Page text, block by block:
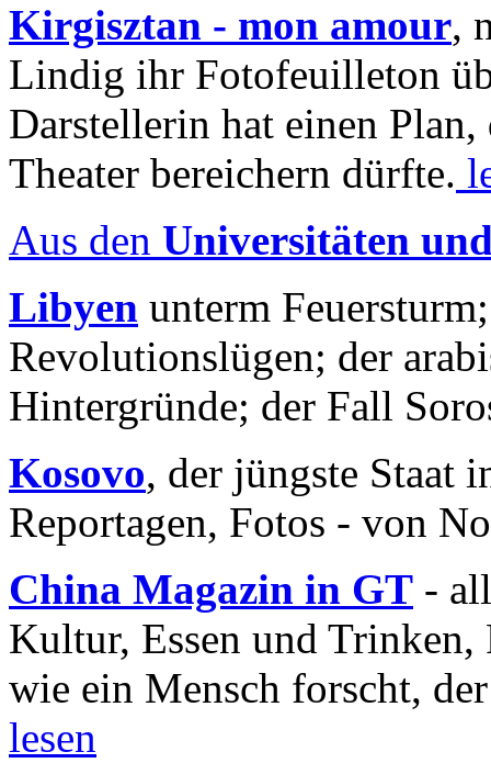
Kirgisztan - mon amour,
Lindig ihr Fotofeuilleton
Darstellerin hat einen Plan,
Theater bereichern dürfte.
Aus den Universitäten
Libyen unterm
Revolutionslügen; der
Hintergründe; der Fall
Kosovo, der jüngste Staat
Reportagen, Fotos - von
China Magazin in GT -
Kultur, Essen und
wie ein Mensch forscht,
lesen